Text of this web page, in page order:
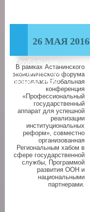
26 МАЯ 2016
Глобальная
конференция в
рамках АЭФ
В рамках Астанинского
экономического форума
состоялась Глобальная
конференция
«Профессиональный
государственный
аппарат для успешной
реализации
институциональных
реформ», совместно
организованная
Региональным хабом в
сфере государственной
службы, Программой
развития ООН и
национальными
партнерами.